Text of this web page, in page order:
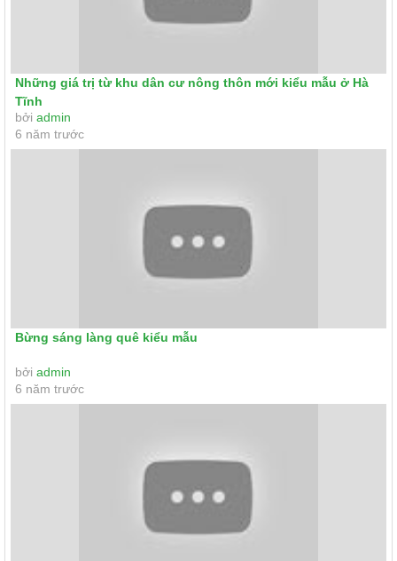
Những giá trị từ khu dân cư nông thôn mới kiểu mẫu ở Hà
Tĩnh
bởi admin
6 năm trước
Bừng sáng làng quê kiểu mẫu
bởi admin
6 năm trước